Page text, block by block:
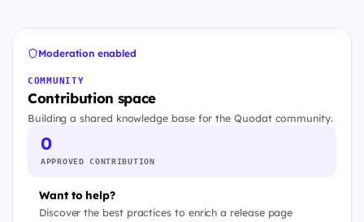
Moderation enabled
COMMUNITY
Contribution space
Building a shared knowledge base for the Quodat community.
0
APPROVED CONTRIBUTION
Want to help?
Discover the best practices to enrich a release page